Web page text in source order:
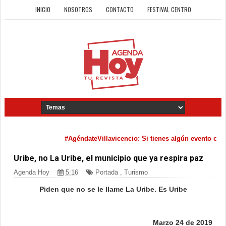
INICIO NOSOTROS CONTACTO FESTIVAL CENTRO
#AgéndateVillavicencio: Si tienes algún evento
Uribe, no La Uribe, el municipio que ya respira paz
Agenda Hoy 5:16 Portada Turismo
Piden que no se le llame La Uribe. Es Uribe
Marzo 24 de 2019